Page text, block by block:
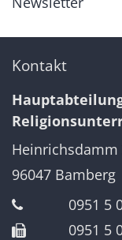
Kontakt
Heinrichsdamm
96047 Bamberg
0951 5
0951 5